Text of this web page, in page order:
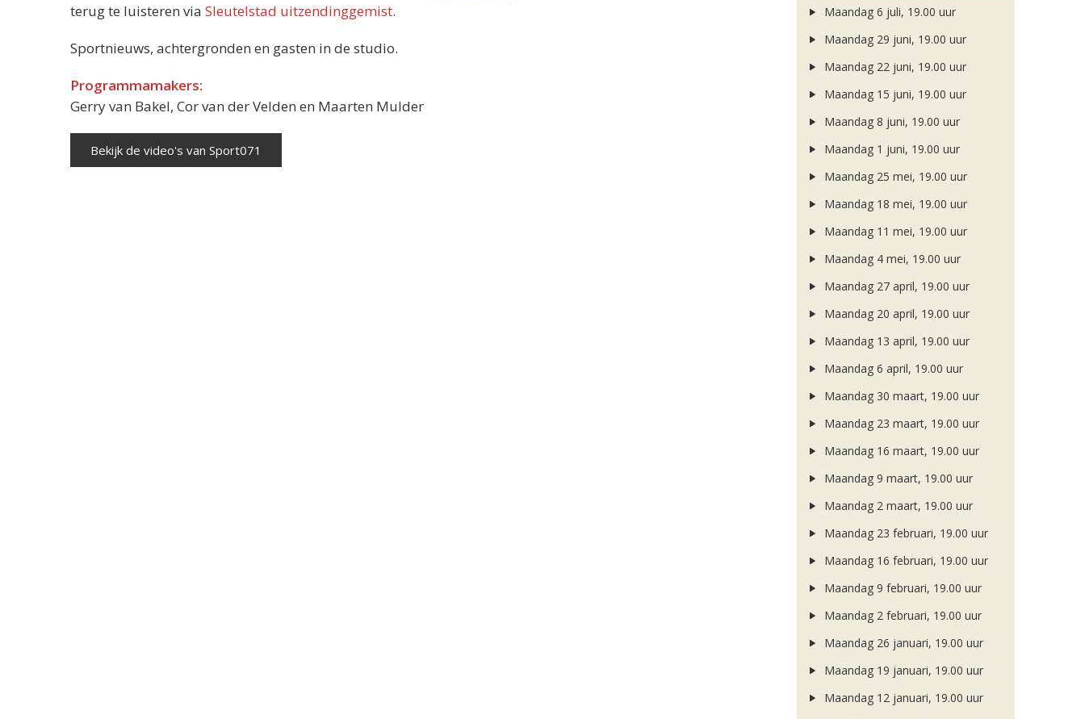
terug te luisteren via Sleutelstad uitzendinggemist.
Sportnieuws, achtergronden en gasten in de studio.
Programmamakers:
Gerry van Bakel, Cor van der Velden en Maarten Mulder
Bekijk de video's van Sport071
Maandag 6 juli, 19.00 uur
Maandag 29 juni, 19.00 uur
Maandag 22 juni, 19.00 uur
Maandag 15 juni, 19.00 uur
Maandag 8 juni, 19.00 uur
Maandag 1 juni, 19.00 uur
Maandag 25 mei, 19.00 uur
Maandag 18 mei, 19.00 uur
Maandag 11 mei, 19.00 uur
Maandag 4 mei, 19.00 uur
Maandag 27 april, 19.00 uur
Maandag 20 april, 19.00 uur
Maandag 13 april, 19.00 uur
Maandag 6 april, 19.00 uur
Maandag 30 maart, 19.00 uur
Maandag 23 maart, 19.00 uur
Maandag 16 maart, 19.00 uur
Maandag 9 maart, 19.00 uur
Maandag 2 maart, 19.00 uur
Maandag 23 februari, 19.00 uur
Maandag 16 februari, 19.00 uur
Maandag 9 februari, 19.00 uur
Maandag 2 februari, 19.00 uur
Maandag 26 januari, 19.00 uur
Maandag 19 januari, 19.00 uur
Maandag 12 januari, 19.00 uur